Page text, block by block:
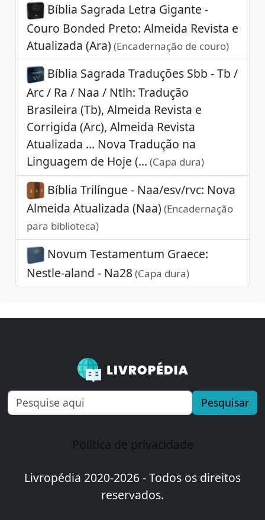
Bíblia Sagrada Letra Gigante -
Couro Bonded Preto: Almeida Revista e
Atualizada (Ara) (Encadernação de couro)
Bíblia Sagrada Traduções Sbb - Tb /
Arc / Ra / Naa / Ntlh: Tradução
Brasileira (Tb), Almeida Revista e
Corrigida (Arc), Almeida Revista
Atualizada ... Nova Tradução na
Linguagem de Hoje (... (Capa dura)
Bíblia Trilíngue - Naa/esv/rvc: Nova
Almeida Atualizada (Naa) (Encadernação
para biblioteca)
Novum Testamentum Graece:
Nestle-aland - Na28 (Capa dura)
Pesquisar
Política de privacidade
Livropédia 2020-2026 - Todos os direitos
reservados.